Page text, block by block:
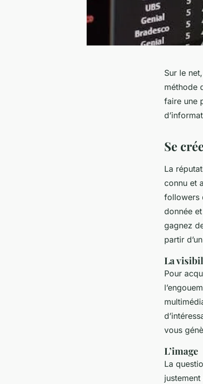
Sur le
méthode
faire une
Se
La
connu et
followers
donnée
gagnez
partir
La
Pour
vous
L’image
La